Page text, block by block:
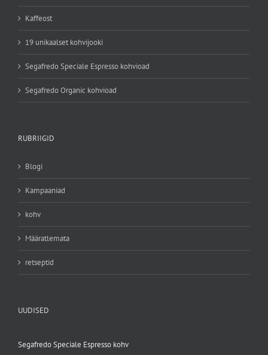
Kaffeost
19 unikaalset kohvijooki
Segafredo Speciale Espresso kohvioad
Segafredo Organic kohvioad
RUBRIIGID
Blogi
Kampaaniad
kohv
Määratlemata
retseptid
UUDISED
Segafredo Speciale Espresso kohv